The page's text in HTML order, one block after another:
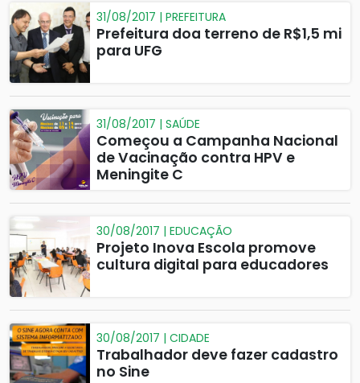
31/08/2017 | PREFEITURA
Prefeitura doa terreno de R$1,5 mi
para UFG
31/08/2017 | SAÚDE
Começou a Campanha Nacional
de Vacinação contra HPV e
Meningite C
30/08/2017 | EDUCAÇÃO
Projeto Inova Escola promove
cultura digital para educadores
30/08/2017 | CIDADE
Trabalhador deve fazer cadastro
no Sine